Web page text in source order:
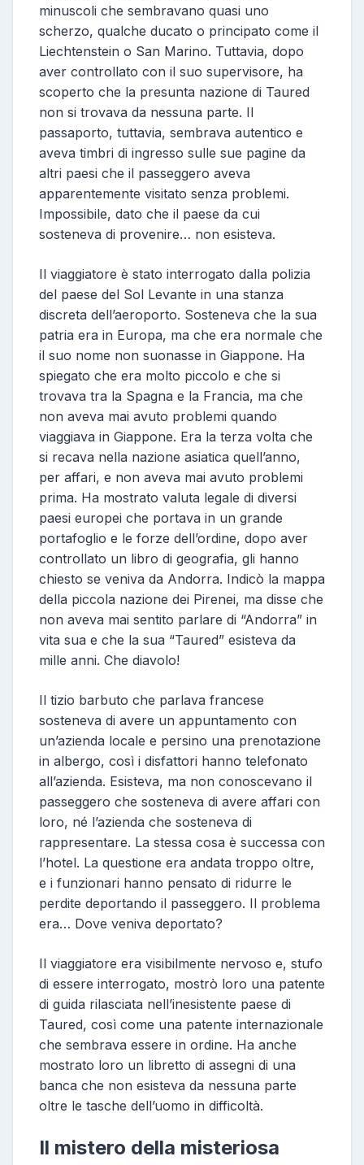
minuscoli che sembravano quasi uno
scherzo, qualche ducato o principato come il
Liechtenstein o San Marino. Tuttavia, dopo
aver controllato con il suo supervisore, ha
scoperto che la presunta nazione di Taured
non si trovava da nessuna parte. Il
passaporto, tuttavia, sembrava autentico e
aveva timbri di ingresso sulle sue pagine da
altri paesi che il passeggero aveva
apparentemente visitato senza problemi.
Impossibile, dato che il paese da cui
sosteneva di provenire… non esisteva.
Il viaggiatore è stato interrogato dalla polizia
del paese del Sol Levante in una stanza
discreta dell’aeroporto. Sosteneva che la sua
patria era in Europa, ma che era normale che
il suo nome non suonasse in Giappone. Ha
spiegato che era molto piccolo e che si
trovava tra la Spagna e la Francia, ma che
non aveva mai avuto problemi quando
viaggiava in Giappone. Era la terza volta che
si recava nella nazione asiatica quell’anno,
per affari, e non aveva mai avuto problemi
prima. Ha mostrato valuta legale di diversi
paesi europei che portava in un grande
portafoglio e le forze dell’ordine, dopo aver
controllato un libro di geografia, gli hanno
chiesto se veniva da Andorra. Indicò la mappa
della piccola nazione dei Pirenei, ma disse che
non aveva mai sentito parlare di “Andorra” in
vita sua e che la sua “Taured” esisteva da
mille anni. Che diavolo!
Il tizio barbuto che parlava francese
sosteneva di avere un appuntamento con
un’azienda locale e persino una prenotazione
in albergo, così i disfattori hanno telefonato
all’azienda. Esisteva, ma non conoscevano il
passeggero che sosteneva di avere affari con
loro, né l’azienda che sosteneva di
rappresentare. La stessa cosa è successa con
l’hotel. La questione era andata troppo oltre,
e i funzionari hanno pensato di ridurre le
perdite deportando il passeggero. Il problema
era… Dove veniva deportato?
Il viaggiatore era visibilmente nervoso e, stufo
di essere interrogato, mostrò loro una patente
di guida rilasciata nell’inesistente paese di
Taured, così come una patente internazionale
che sembrava essere in ordine. Ha anche
mostrato loro un libretto di assegni di una
banca che non esisteva da nessuna parte
oltre le tasche dell’uomo in difficoltà.
Il mistero della misteriosa